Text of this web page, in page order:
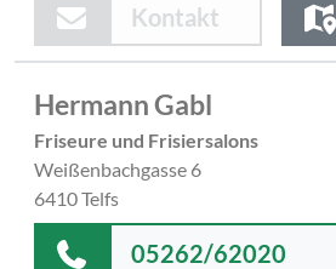
Kontakt
Hermann Gabl
Friseure und Frisiersalons
Weißenbachgasse 6
6410 Telfs
05262/62020